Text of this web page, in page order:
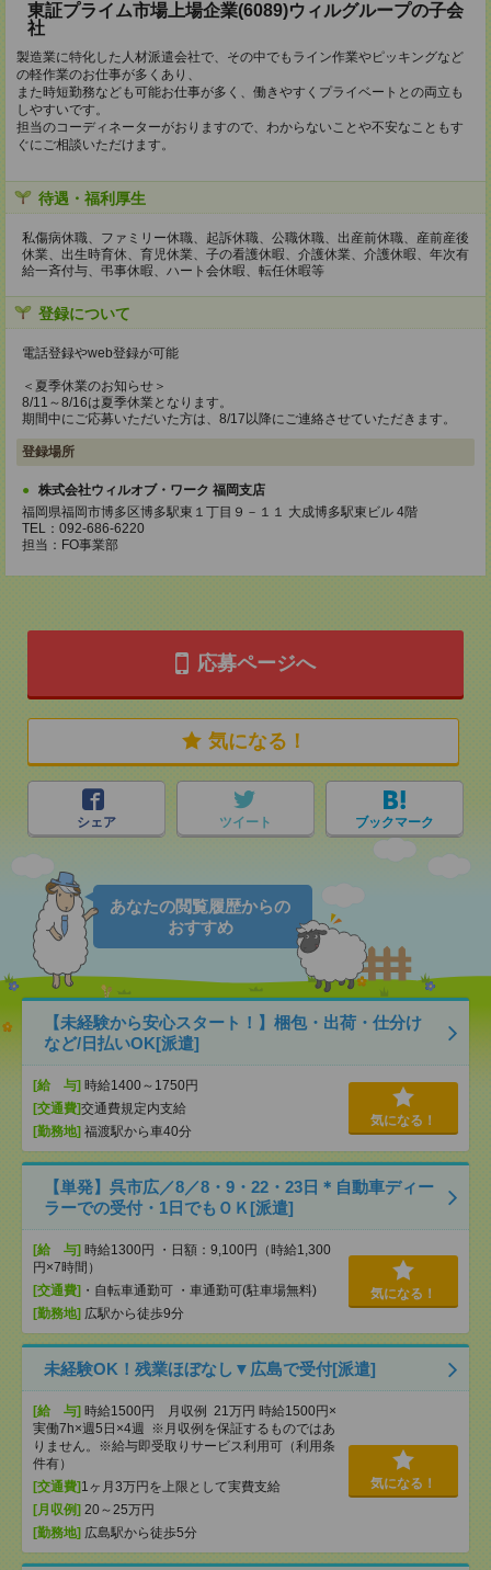
東証プライム市場上場企業(6089)ウィルグループの子会
社
製造業に特化した人材派遣会社で、その中でもライン作業やピッキングなど
の軽作業のお仕事が多くあり、
また時短勤務なども可能お仕事が多く、働きやすくプライベートとの両立も
しやすいです。
担当のコーディネーターがおりますので、わからないことや不安なこともす
ぐにご相談いただけます。
待遇・福利厚生
私傷病休職、ファミリー休職、起訴休職、公職休職、出産前休職、産前産後
休業、出生時育休、育児休業、子の看護休暇、介護休業、介護休暇、年次有
給一斉付与、弔事休暇、ハート会休暇、転任休暇等
登録について
電話登録やweb登録が可能
＜夏季休業のお知らせ＞
8/11～8/16は夏季休業となります。
期間中にご応募いただいた方は、8/17以降にご連絡させていただきます。
登録場所
株式会社ウィルオブ・ワーク 福岡支店
福岡県福岡市博多区博多駅東１丁目９－１１ 大成博多駅東ビル 4階
TEL：092-686-6220
担当：FO事業部
応募ページへ
気になる！
シェア ツイート ブックマーク
あなたの閲覧履歴からの
おすすめ
【未経験から安心スタート！】梱包・出荷・仕分け
など/日払いOK[派遣]
[給 与] 時給1400～1750円
[交通費]交通費規定内支給
[勤務地] 福渡駅から車40分
気になる！
【単発】呉市広／8／8・9・22・23日＊自動車ディー
ラーでの受付・1日でもＯＫ[派遣]
[給 与] 時給1300円 ・日額：9,100円（時給1,300
円×7時間）
[交通費] ・自転車通勤可 ・車通勤可(駐車場無料)
[勤務地] 広駅から徒歩9分
気になる！
未経験OK！残業ほぼなし▼広島で受付[派遣]
[給 与] 時給1500円 月収例 21万円 時給1500円×
実働7h×週5日×4週 ※月収例を保証するものではあ
りません。※給与即受取りサービス利用可（利用条
件有）
[交通費] 1ヶ月3万円を上限として実費支給
[月収例] 20～25万円
[勤務地] 広島駅から徒歩5分
気になる！